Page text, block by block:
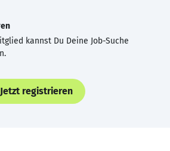
kannst Du Deine Job-Suche
Jetzt registrieren